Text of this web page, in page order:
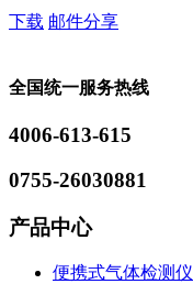
下载 邮件分享
全国统一服务热线
4006-613-615
0755-26030881
产品中心
便携式气体检测仪